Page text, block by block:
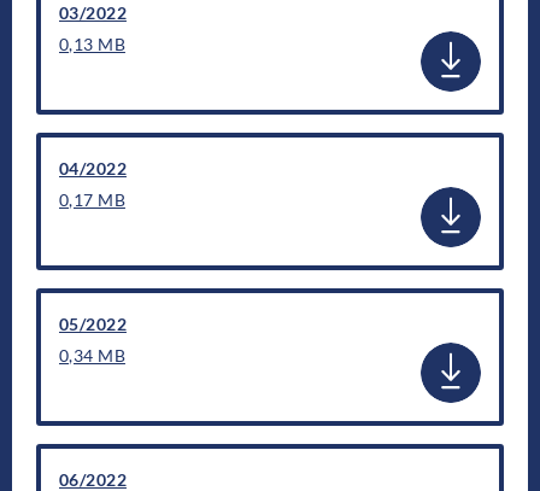
03/2022
0,13 MB
04/2022
0,17 MB
05/2022
0,34 MB
06/2022